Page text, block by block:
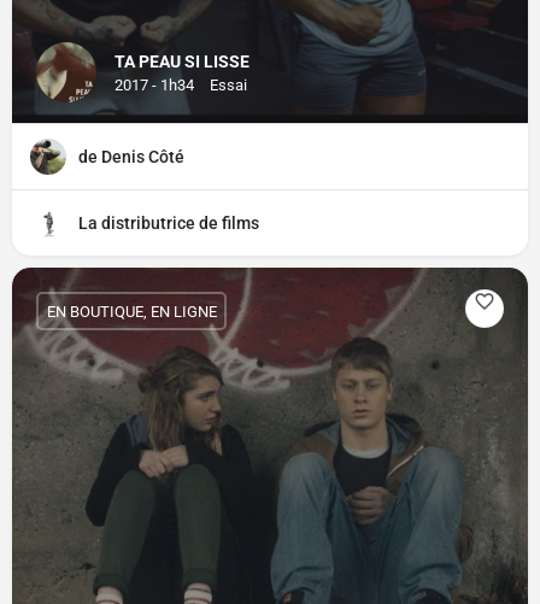
TA PEAU SI LISSE
2017 - 1h34 Essai
de Denis Côté
La distributrice de films
EN BOUTIQUE, EN LIGNE